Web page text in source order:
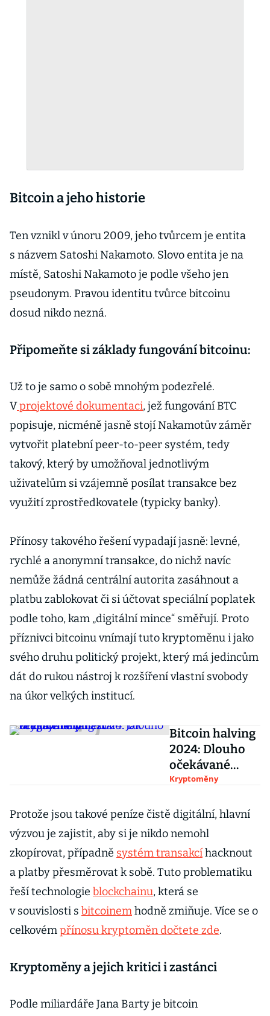
Bitcoin a jeho historie
Ten vznikl v únoru 2009, jeho tvůrcem je entita
s názvem Satoshi Nakamoto. Slovo entita je na
místě, Satoshi Nakamoto je podle všeho jen
pseudonym. Pravou identitu tvůrce bitcoinu
dosud nikdo nezná.
Připomeňte si základy fungování bitcoinu:
Už to je samo o sobě mnohým podezřelé.
Vprojektové dokumentaci, jež fungování BTC
popisuje, nicméně jasně stojí Nakamotův záměr
vytvořit platební peer-to-peer systém, tedy
takový, který by umožňoval jednotlivým
uživatelům si vzájemně posílat transakce bez
využití zprostředkovatele (typicky banky).
Přínosy takového řešení vypadají jasně: levné,
rychlé a anonymní transakce, do nichž navíc
nemůže žádná centrální autorita zasáhnout a
platbu zablokovat či si účtovat speciální poplatek
podle toho, kam „digitální mince“ směřují. Proto
příznivci bitcoinu vnímají tuto kryptoměnu i jako
svého druhu politický projekt, který má jedincům
dát do rukou nástroj k rozšíření vlastní svobody
na úkor velkých institucí.
Bitcoin halving
2024: Dlouho
očekávané
půlení
nastalo. Jak
reaguje cena?
Kryptoměny
Protože jsou takové peníze čistě digitální, hlavní
výzvou je zajistit, aby si je nikdo nemohl
zkopírovat, případně systém transakcíhacknout
a platby přesměrovat k sobě. Tuto problematiku
řeší technologie blockchainu, která se
v souvislosti s bitcoinemhodně zmiňuje. Více se o
celkovémpřínosu kryptoměn dočtete zde.
Kryptoměny a jejich kritici i zastánci
Podle miliardáře Jana Barty je bitcoin